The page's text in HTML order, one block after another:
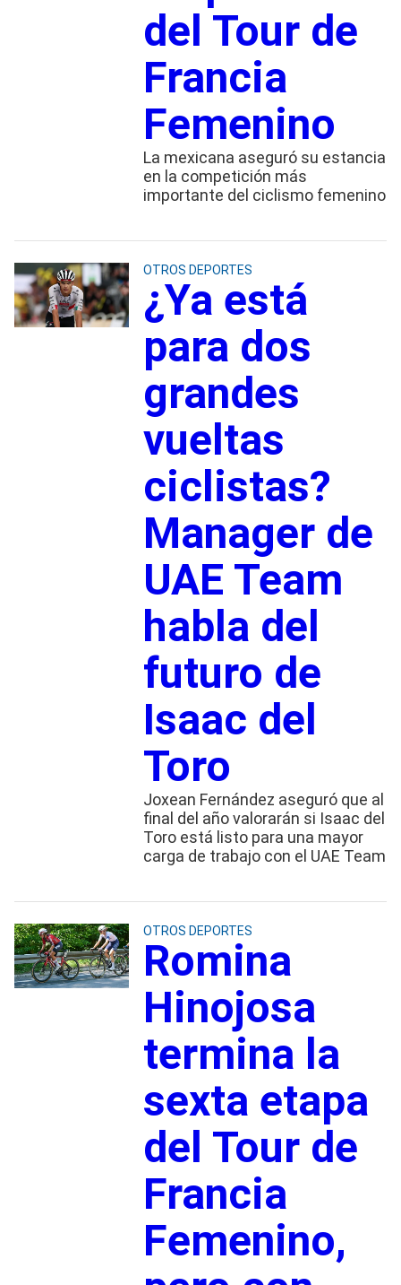
del Tour de
Francia
Femenino
La mexicana aseguró su estancia
en la competición más
importante del ciclismo femenino
OTROS DEPORTES
¿Ya está
para dos
grandes
vueltas
ciclistas?
Manager de
UAE Team
habla del
futuro de
Isaac del
Toro
Joxean Fernández aseguró que al
final del año valorarán si Isaac del
Toro está listo para una mayor
carga de trabajo con el UAE Team
OTROS DEPORTES
Romina
Hinojosa
termina la
sexta etapa
del Tour de
Francia
Femenino,